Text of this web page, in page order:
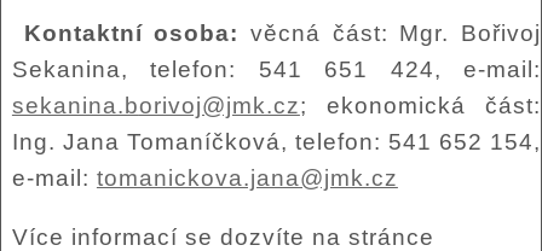
Kontaktní osoba: věcná část: Mgr. Bořivoj
Sekanina, telefon: 541 651 424, e-mail:
sekanina.borivoj@jmk.cz; ekonomická část:
Ing. Jana Tomaníčková, telefon: 541 652 154,
e-mail: tomanickova.jana@jmk.cz
Více informací se dozvíte na stránce